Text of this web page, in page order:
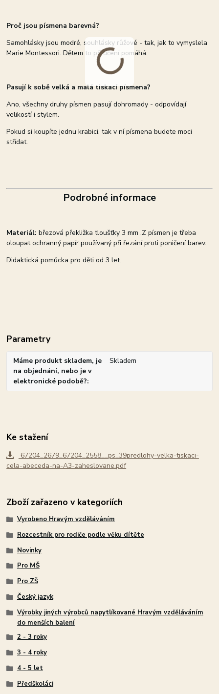
Proč jsou písmena barevná?
Samohlásky jsou modré, souhlásky růžové - tak, jak to vymyslela
Marie Montessori. Dětem to při učení pomáhá.
Pasují k sobě velká a malá tiskací písmena?
Ano, všechny druhy písmen pasují dohromady - odpovídají
velikostí i stylem.
Pokud si koupíte jednu krabici, tak v ní písmena budete moci
střídat.
Podrobné informace
Materiál: březová překližka tloušťky 3 mm .Z písmen je třeba
oloupat ochranný papír používaný při řezání proti poničení barev.
Didaktická pomůcka pro děti od 3 let.
Parametry
Máme produkt skladem, je
na objednání, nebo je v
elektronické podobě?
Skladem
Ke stažení
67204_2679_67204_2558__ps_39predlohy-velka-tiskaci-
cela-abeceda-na-A3-zaheslovane.pdf
Zboží zařazeno v kategoriích
Vyrobeno Hravým vzděláváním
Rozcestník pro rodiče podle věku dítěte
Novinky
Pro MŠ
Pro ZŠ
Český jazyk
Výrobky jiných výrobců napytlíkované Hravým vzděláváním
do menších balení
2 - 3 roky
3 - 4 roky
4 - 5 let
Předškoláci